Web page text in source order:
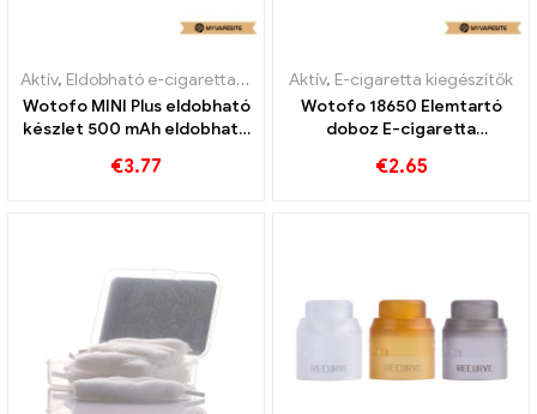
Aktív, Eldobható e-cigaretta nikotinnal ,Eldobható e-cigaretta
Wotofo MINI Plus eldobható
készlet 500 mAh eldobható
nagykereskedés 丨Egyedi
€3.77
Aktív, E-cigaretta kiegészítők
Wotofo 18650 Elemtartó
doboz E-cigaretta
€2.65